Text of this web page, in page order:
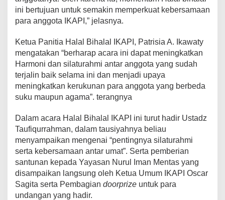
ini bertujuan untuk semakin memperkuat kebersamaan
para anggota IKAPI,” jelasnya.
Ketua Panitia Halal Bihalal IKAPI, Patrisia A. Ikawaty
mengatakan “berharap acara ini dapat meningkatkan
Harmoni dan silaturahmi antar anggota yang sudah
terjalin baik selama ini dan menjadi upaya
meningkatkan kerukunan para anggota yang berbeda
suku maupun agama”. terangnya
Dalam acara Halal Bihalal IKAPI ini turut hadir Ustadz
Taufiqurrahman, dalam tausiyahnya beliau
menyampaikan mengenai “pentingnya silaturahmi
serta kebersamaan antar umat”. Serta pemberian
santunan kepada Yayasan Nurul Iman Mentas yang
disampaikan langsung oleh Ketua Umum IKAPI Oscar
Sagita serta Pembagian doorprize untuk para
undangan yang hadir.